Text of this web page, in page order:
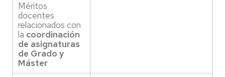
Méritos
docentes
relacionados con
la coordinación
de asignaturas
de Grado y
Máster